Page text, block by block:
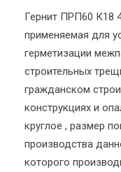
Гернит ПРП60 К18
применяемая для
герметизации
строительных
гражданском
конструкциях и
круглое , размер
производства
которого